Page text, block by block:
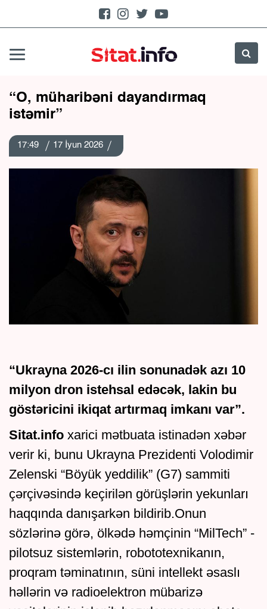
“O, müharibəni dayandırmaq
istəmir”
17:49 17 İyun 2026
“Ukrayna 2026-cı ilin sonunadək azı 10
milyon dron istehsal edəcək, lakin bu
göstəricini ikiqat artırmaq imkanı var”​.
Sitat.info xarici mətbuata istinadən xəbər
verir ki, bunu Ukrayna Prezidenti Volodimir
Zelenski “Böyük yeddilik” (G7) sammiti
çərçivəsində keçirilən görüşlərin yekunları
haqqında danışarkən bildirib.Onun
sözlərinə görə, ölkədə həmçinin “MilTech” -
pilotsuz sistemlərin, robototexnikanın,
proqram təminatının, süni intellekt əsaslı
həllərin və radioelektron mübarizə